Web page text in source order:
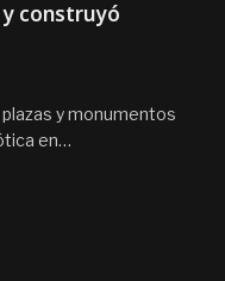
construyó
y monumentos
en…